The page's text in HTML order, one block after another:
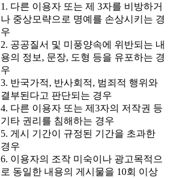
1. 다른 이용자 또는 제 3자를 비방하거
나 중상모략으로 명예를 손상시키는 경
우
2. 공공질서 및 미풍양속에 위반되는 내
용의 정보, 문장, 도형 등을 유포하는 경
우
3. 반국가적, 반사회적, 범죄적 행위와
결부된다고 판단되는 경우
4. 다른 이용자 또는 제3자의 저작권 등
기타 권리를 침해하는 경우
5. 게시 기간이 규정된 기간을 초과한
경우
6. 이용자의 조작 미숙이나 광고목적으
로 동일한 내용의 게시물을 10회 이상